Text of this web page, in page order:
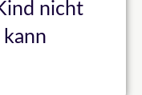
nicht